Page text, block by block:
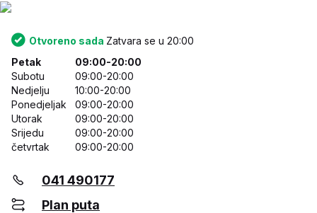
Otvoreno sada Zatvara se u 20:00
Petak
09:00-20:00
Subotu
09:00-20:00
Nedjelju
10:00-20:00
Ponedjeljak
09:00-20:00
Utorak
09:00-20:00
Srijedu
09:00-20:00
četvrtak
09:00-20:00
041 490177
Plan puta